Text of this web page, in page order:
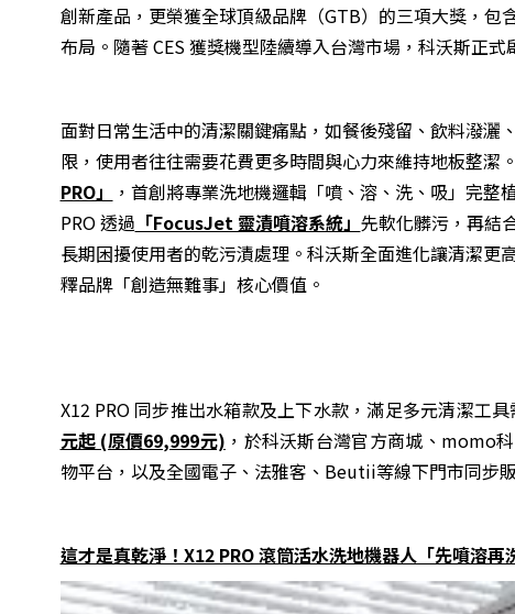
創新產品，更榮獲全球頂級品牌（GTB）的三項大獎，
布局。隨著 CES 獲獎機型陸續導入台灣市場，科沃斯正
面對日常生活中的清潔關鍵痛點，如餐後殘留、飲料潑
限，使用者往往需要花費更多時間與心力來維持地板整潔
PRO」
，首創將專業洗地機邏輯「噴、溶、洗、吸」完
PRO 透過 「FocusJet 靈漬噴溶系統」 先軟化髒污，再結
長期困擾使用者的乾污漬處理。科沃斯全面進化讓清潔
釋品牌「創造無難事」核心價值。
X12 PRO 同步推出水箱款及上下水款，滿足多元清潔工
元起 (原價69,999元) ，於科沃斯台灣官方商城、momo
物平台，以及全國電子、法雅客、Beutii等線下門市同步
這才是真乾淨！X12 PRO 滾筒活水洗地機器人「先噴溶